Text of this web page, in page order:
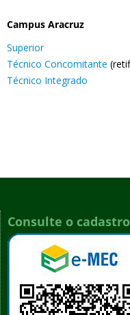
Campus Aracruz
Superior
Técnico Concomitante
Técnico Integrado
Consulte o